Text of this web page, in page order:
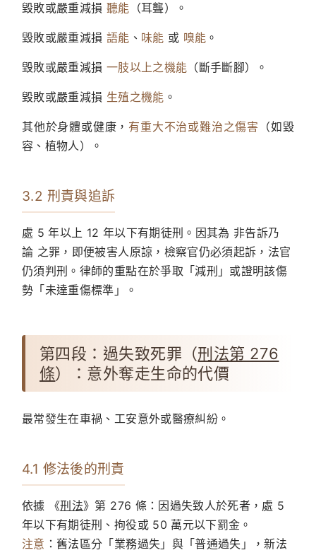
毀敗或嚴重減損 聽能 （耳聾）。
毀敗或嚴重減損 語能 、 味能 或 嗅能 。
毀敗或嚴重減損 一肢以上之機能 （斷手斷腳）。
毀敗或嚴重減損 生殖之機能 。
其他於身體或健康， 有重大不治或難治之傷害
（如毀
容、植物人）。
3.2 刑責與追訴
處 5 年以上 12 年以下有期徒刑。因其為 非告訴乃
論 之罪，即便被害人原諒，檢察官仍必須起訴，法官
仍須判刑。律師的重點在於爭取「減刑」或證明該傷
勢「未達重傷標準」。
第四段：過失致死罪（刑法第 276
條）：意外奪走生命的代價
最常發生在車禍、工安意外或醫療糾紛。
4.1 修法後的刑責
依據 《刑法》第 276 條：因過失致人於死者，處 5
年以下有期徒刑、拘役或 50 萬元以下罰金。
注意 ：舊法區分「業務過失」與「普通過失」，新法